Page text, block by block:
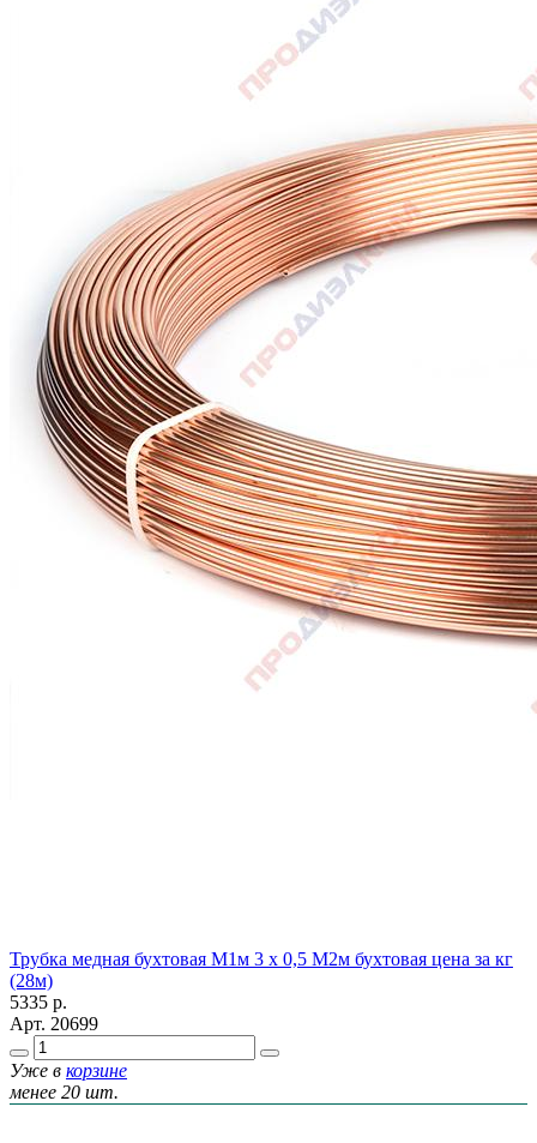
Трубка медная бухтовая М1м 3 х 0,5 М2м бухтовая цена за кг
(28м)
5335 р.
Арт. 20699
Уже в корзине
менее 20 шт.